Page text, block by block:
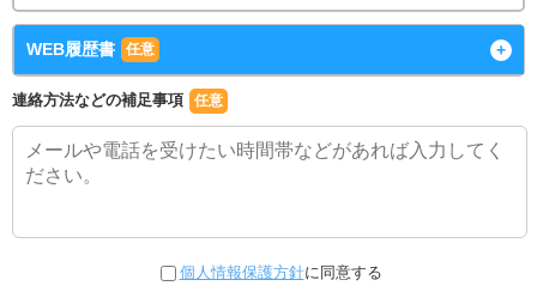
WEB履歴書 任意 +
連絡方法などの補足事項 任意
個人情報保護方針に同意する